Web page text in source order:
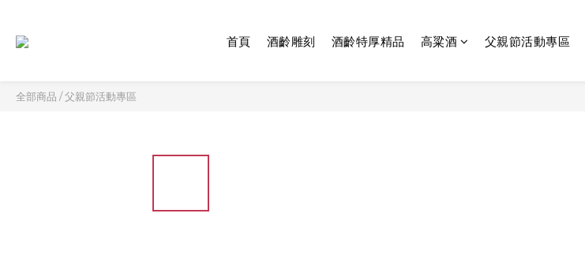
首頁 酒齡雕刻 酒齡特厚精品 高粱酒 父親節活動專區
全部商品 /父親節活動專區